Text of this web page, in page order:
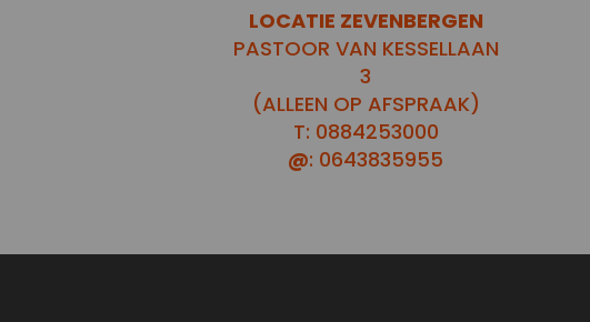
LOCATIE ZEVENBERGEN
PASTOOR VAN KESSELLAAN
3
(ALLEEN OP AFSPRAAK)
T: 0884253000
@: 0643835955